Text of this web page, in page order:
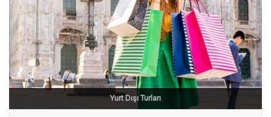
Yurt Dışı Turları